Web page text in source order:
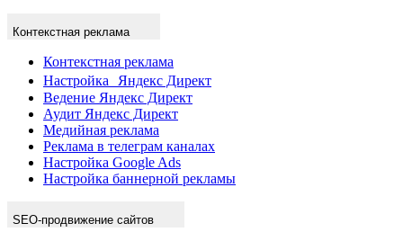
Контекстная реклама
Контекстная реклама
Настройка Яндекс Директ
Ведение Яндекс Директ
Аудит Яндекс Директ
Медийная реклама
Реклама в телеграм каналах
Настройка Google Ads
Настройка баннерной рекламы
SEO-продвижение сайтов